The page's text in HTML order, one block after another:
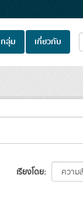
กลุ่ม เกี่ยวกับ
เรียงโดย